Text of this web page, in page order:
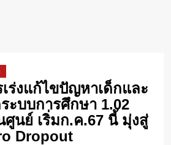
ร่งแก้ไขปัญหาเด็กและ
ะบบการศึกษา 1.02
ศูนย์ เริ่มก.ค.67 นี้ มุ่งสู่
Dropout